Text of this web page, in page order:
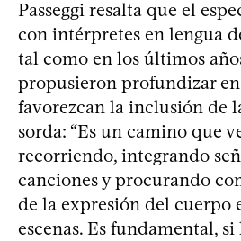
Passeggi resalta que el
con intérpretes en lengua
tal como en los últimos
propusieron profundizar
favorezcan la inclusión de
sorda: “Es un camino que
recorriendo, integrando
canciones y procurando
de la expresión del cuerpo
escenas. Es fundamental,